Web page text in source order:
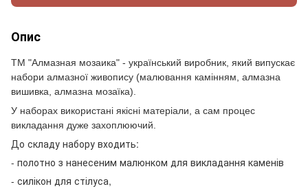
Опис
ТМ "Алмазная мозаика" - український виробник, який випускає
набори алмазної живопису (малювання камінням, алмазна
вишивка, алмазна мозаїка).
У наборах використані якісні матеріали, а сам процес
викладання дуже захоплюючий.
До складу набору входить:
- полотно з нанесеним малюнком для викладання каменів
- силікон для стілуса,